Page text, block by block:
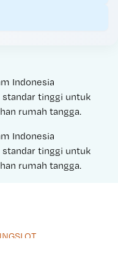
Indonesia
tinggi untuk
rumah tangga.
Indonesia
tinggi untuk
rumah tangga.